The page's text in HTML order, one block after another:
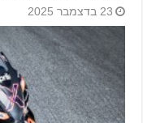
23 בדצמבר 2025